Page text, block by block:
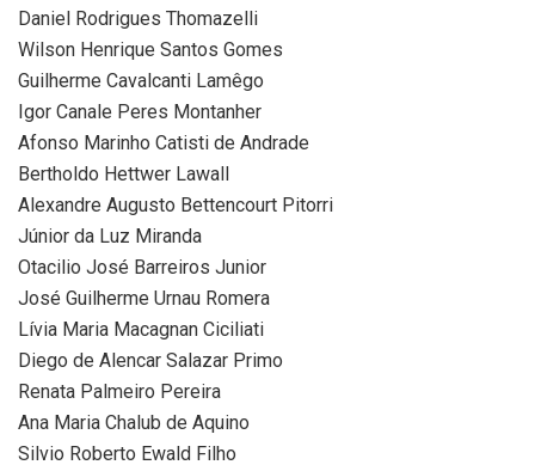
Daniel Rodrigues Thomazelli
Wilson Henrique Santos Gomes
Guilherme Cavalcanti Lamêgo
Igor Canale Peres Montanher
Afonso Marinho Catisti de Andrade
Bertholdo Hettwer Lawall
Alexandre Augusto Bettencourt Pitorri
Júnior da Luz Miranda
Otacilio José Barreiros Junior
José Guilherme Urnau Romera
Lívia Maria Macagnan Ciciliati
Diego de Alencar Salazar Primo
Renata Palmeiro Pereira
Ana Maria Chalub de Aquino
Silvio Roberto Ewald Filho